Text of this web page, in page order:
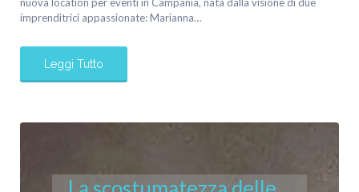
imprenditrici appassionate: Marianna…
Leggi Tutto